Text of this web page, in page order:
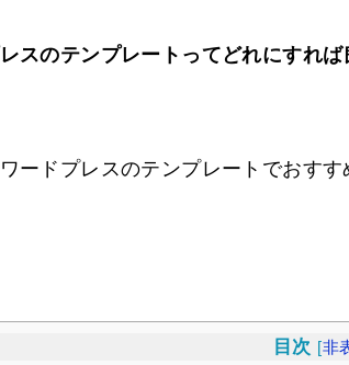
スのテンプレートってどれにすれば
ードプレスのテンプレートでおすす
目次 [非